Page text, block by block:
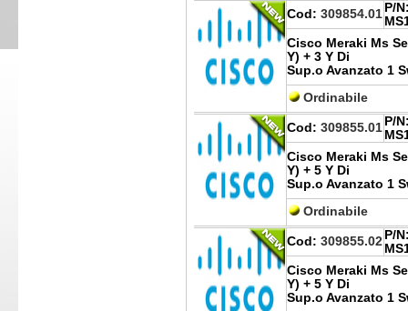
Cod: 309854.01 P/
Cisco Meraki Ms
Y) + 3 Y Di
Sup.o Avanzato 1
Ordinabile
Cod: 309855.01 P/
Cisco Meraki Ms
Y) + 5 Y Di
Sup.o Avanzato 1
Ordinabile
Cod: 309855.02 P/
Cisco Meraki Ms
Y) + 5 Y Di
Sup.o Avanzato 1